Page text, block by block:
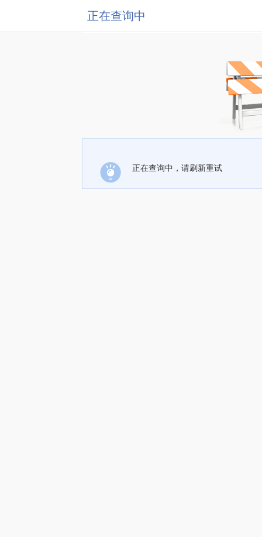
正在查询中
正在查询中，请刷新重试